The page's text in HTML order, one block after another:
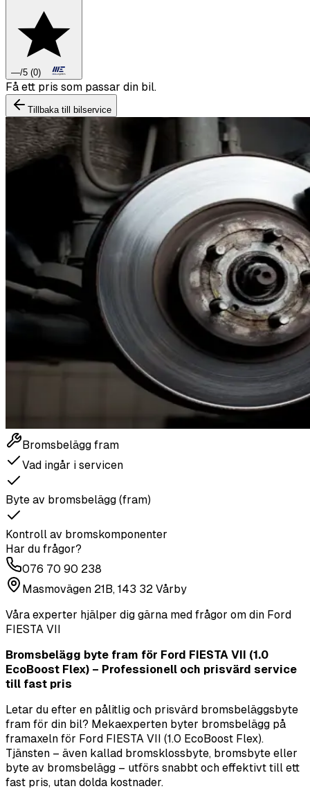
—/5 (0)
Boka däckbyte eller montering inför vintern.
Tillbaka till bilservice
Bromsbelägg fram
Vad ingår i servicen
Byte av bromsbelägg (fram)
Kontroll av bromskomponenter
Har du frågor?
076 70 90 238
Masmovägen 21B, 143 32 Vårby
Våra experter hjälper dig gärna med frågor om din Ford
FIESTA VII
Bromsbelägg byte fram för Ford FIESTA VII (1.0
EcoBoost Flex) – Professionell och prisvärd service
till fast pris
Letar du efter en pålitlig och prisvärd bromsbeläggsbyte
fram för din bil? Mekaexperten byter bromsbelägg på
framaxeln för Ford FIESTA VII (1.0 EcoBoost Flex).
Tjänsten – även kallad bromsklossbyte, bromsbyte eller
byte av bromsbelägg – utförs snabbt och effektivt till ett
fast pris, utan dolda kostnader.